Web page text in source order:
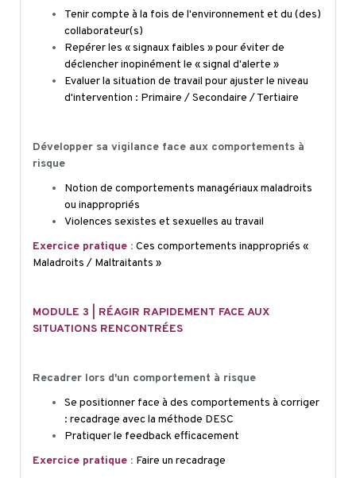
Tenir compte à la fois de l'environnement et du (des)
collaborateur(s)
Repérer les « signaux faibles » pour éviter de
déclencher inopinément le « signal d'alerte »
Evaluer la situation de travail pour ajuster le niveau
d'intervention : Primaire / Secondaire / Tertiaire
Développer sa vigilance face aux comportements à
risque
Notion de comportements managériaux maladroits
ou inappropriés
Violences sexistes et sexuelles au travail
Exercice pratique : Ces comportements inappropriés «
Maladroits / Maltraitants »
MODULE 3 | RÉAGIR RAPIDEMENT FACE AUX
SITUATIONS RENCONTRÉES
Recadrer lors d'un comportement à risque
Se positionner face à des comportements à corriger
: recadrage avec la méthode DESC
Pratiquer le feedback efficacement
Exercice pratique : Faire un recadrage